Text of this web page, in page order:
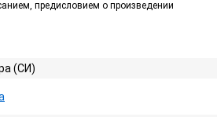
предисловием о произведении
(СИ)